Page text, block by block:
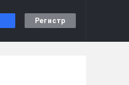
Регистр